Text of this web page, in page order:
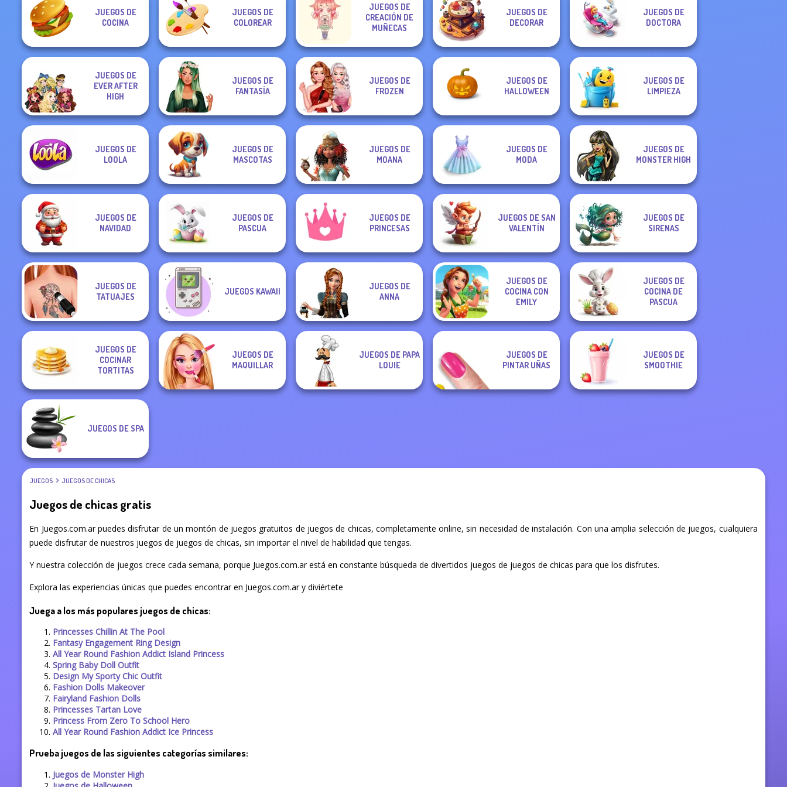
JUEGOS DE
COCINA
JUEGOS DE
COLOREAR
JUEGOS DE
CREACIÓN DE
MUÑECAS
JUEGOS DE
DECORAR
JUEGOS DE
DOCTORA
JUEGOS DE
EVER AFTER
HIGH
JUEGOS DE
FANTASÍA
JUEGOS DE
FROZEN
JUEGOS DE
HALLOWEEN
JUEGOS DE
LIMPIEZA
JUEGOS DE
LOOLA
JUEGOS DE
MASCOTAS
JUEGOS DE
MOANA
JUEGOS DE
MODA
JUEGOS DE
MONSTER HIGH
JUEGOS DE
NAVIDAD
JUEGOS DE
PASCUA
JUEGOS DE
PRINCESAS
JUEGOS DE SAN
VALENTÍN
JUEGOS DE
SIRENAS
JUEGOS DE
TATUAJES
JUEGOS KAWAII
JUEGOS DE
ANNA
JUEGOS DE
COCINA CON
EMILY
JUEGOS DE
COCINA DE
PASCUA
JUEGOS DE
COCINAR
TORTITAS
JUEGOS DE
MAQUILLAR
JUEGOS DE PAPA
LOUIE
JUEGOS DE
PINTAR UÑAS
JUEGOS DE
SMOOTHIE
JUEGOS DE SPA
JUEGOS JUEGOS DE CHICAS
Juegos de chicas gratis
En Juegos.com.ar puedes disfrutar de un montón de juegos gratuitos de juegos de chicas, completamente online, sin necesidad de instalación. Con una amplia selección de juegos, cualquiera
puede disfrutar de nuestros juegos de juegos de chicas, sin importar el nivel de habilidad que tengas.
Y nuestra colección de juegos crece cada semana, porque Juegos.com.ar está en constante búsqueda de divertidos juegos de juegos de chicas para que los disfrutes.
Explora las experiencias únicas que puedes encontrar en Juegos.com.ar y diviértete
Juega a los más populares juegos de chicas:
Princesses Chillin At The Pool
Fantasy Engagement Ring Design
All Year Round Fashion Addict Island Princess
Spring Baby Doll Outfit
Design My Sporty Chic Outfit
Fashion Dolls Makeover
Fairyland Fashion Dolls
Princesses Tartan Love
Princess From Zero To School Hero
All Year Round Fashion Addict Ice Princess
Prueba juegos de las siguientes categorías similares:
Juegos de Monster High